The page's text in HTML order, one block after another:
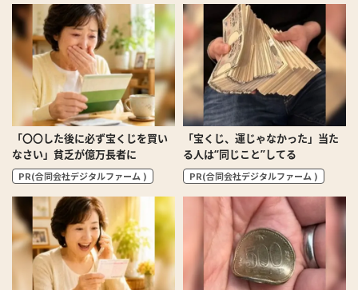
「〇〇した後に必ず宝くじを買い
なさい」貧乏が億万長者に
PR(合同会社デジタルファーム )
「宝くじ、運じゃなかった」当た
る人は“同じこと”してる
PR(合同会社デジタルファーム )